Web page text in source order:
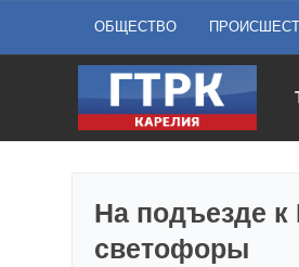
ОБЩЕСТВО
На подъезде к
светофоры